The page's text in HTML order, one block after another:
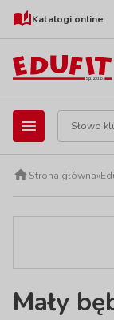
Katalogi online
Strona główna»
Mały